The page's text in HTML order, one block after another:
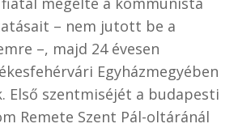
– nem jutott be a
–, majd 24 évesen
Egyházmegyében
Első szentmiséjét a budapesti
Remete Szent Pál-oltáránál